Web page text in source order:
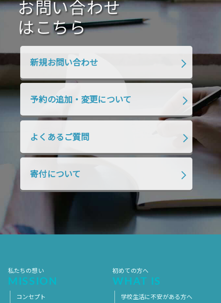
2020年7月 2020年6月 2020年5月
2020年4月 2020年3月 2020年2月
2019年10月 2019年9月
2018年7月 2018年6月
2018年4月 2018年3月 2018年2月
2018年1月 2017年12月
2017年10月 2017年9月 2017年8月
2017年5月
2017年4月
お問い合わせ
はこちら
新規お問い合わせ
予約の追加・変更について
よくあるご質問
寄付について
私たちの想い
MISSION
コンセプト
初めての方へ
WHAT IS
学校生活に不安がある方へ